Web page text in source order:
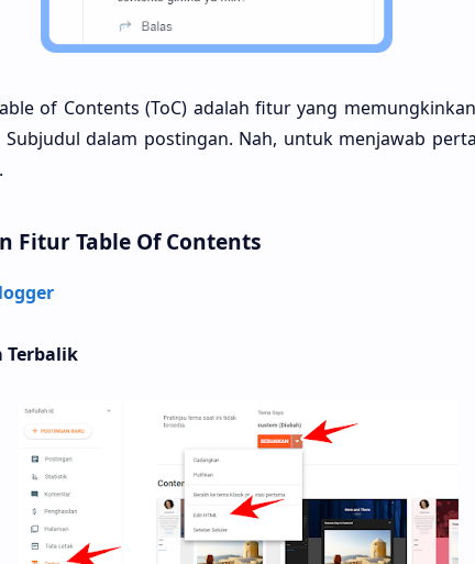
of Contents (ToC) adalah fitur yang
dalam postingan. Nah, untuk menjawab
Fitur Table Of Contents
Terbalik